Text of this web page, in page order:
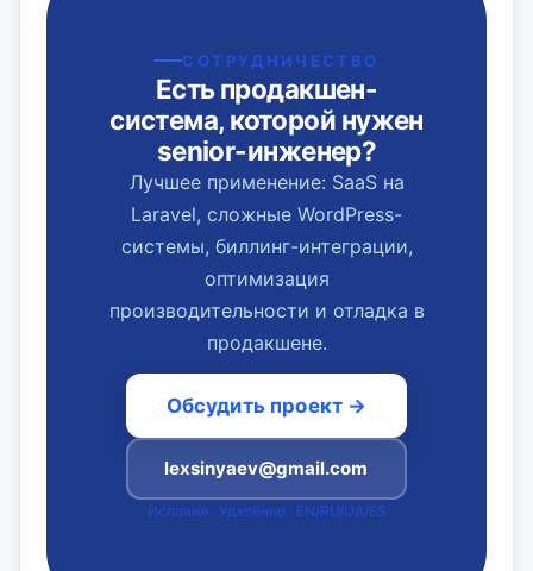
СОТРУДНИЧЕСТВО
Есть продакшен-
система, которой нужен
senior-инженер?
Лучшее применение: SaaS на
Laravel, сложные WordPress-
системы, биллинг-интеграции,
оптимизация
производительности и отладка в
продакшене.
Обсудить проект →
lexsinyaev@gmail.com
Испания · Удалённо · EN/RU/UA/ES